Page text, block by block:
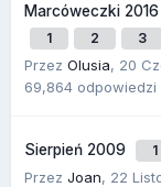
Marcóweczki 2016
1 2 3
Przez Olusia, 20
69,864 odpowiedzi
Sierpień 2009 1
Przez Joan, 22